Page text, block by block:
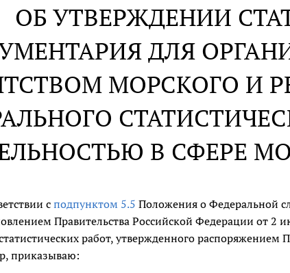
ОБ УТВЕРЖДЕНИИ
ДЛЯ
МОРСКОГО И
В СФЕРЕ
с подпунктом 5.5 Положения о Федеральной
Правительства Российской Федерации от 2
работ, утвержденного распоряжением
приказываю: